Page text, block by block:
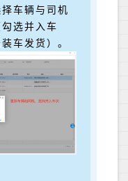
车辆与司机
选并入车
车发货）。